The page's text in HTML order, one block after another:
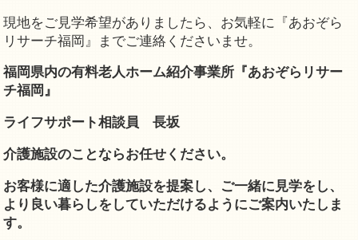
現地をご見学希望がありましたら、お気軽に『あおぞら
リサーチ福岡』までご連絡くださいませ。
福岡県内の有料老人ホーム紹介事業所『あおぞらリサー
チ福岡』
ライフサポート相談員 長坂
介護施設のことならお任せください。
お客様に適した介護施設を提案し、 ご一緒に見学をし、
より良い暮らしをしていただけるようにご案内いたしま
す。